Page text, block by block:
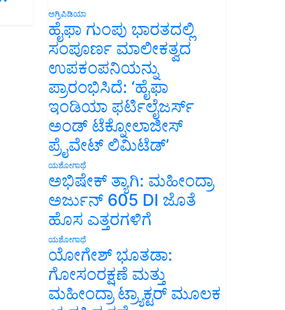
ಅಗ್ರಿಪಿಡಿಯಾ
ಹೈಫಾ ಗುಂಪು ಭಾರತದಲ್ಲಿ
ಸಂಪೂರ್ಣ ಮಾಲೀಕತ್ವದ
ಉಪಕಂಪನಿಯನ್ನು
ಪ್ರಾರಂಭಿಸಿದೆ: ‘ಹೈಫಾ
ಇಂಡಿಯಾ ಫರ್ಟಿಲೈಜರ್ಸ್
ಅಂಡ್ ಟೆಕ್ನೋಲಾಜೀಸ್
ಪ್ರೈವೇಟ್ ಲಿಮಿಟೆಡ್’
ಯಶೋಗಾಥೆ
ಅಭಿಷೇಕ್ ತ್ಯಾಗಿ: ಮಹೀಂದ್ರಾ
ಅರ್ಜುನ್ 605 DI ಜೊತೆ
ಹೊಸ ಎತ್ತರಗಳಿಗೆ
ಯಶೋಗಾಥೆ
ಯೋಗೇಶ್ ಭೂತಡಾ:
ಗೋಸಂರಕ್ಷಣೆ ಮತ್ತು
ಮಹೀಂದ್ರಾ ಟ್ರ್ಯಾಕ್ಟರ್ ಮೂಲಕ